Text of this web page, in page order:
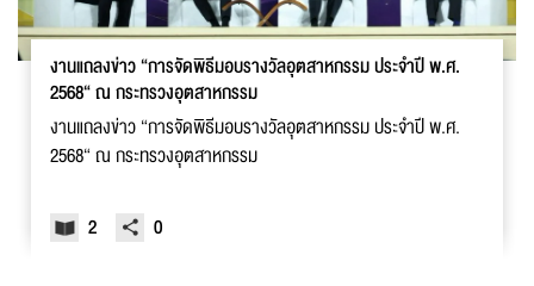
งานแถลงข่าว “การจัดพิธีมอบรางวัลอุตสาหกรรม ประจำปี พ.ศ.
2568“ ณ กระทรวงอุตสาหกรรม
งานแถลงข่าว “การจัดพิธีมอบรางวัลอุตสาหกรรม ประจำปี พ.ศ.
2568“ ณ กระทรวงอุตสาหกรรม
2 0